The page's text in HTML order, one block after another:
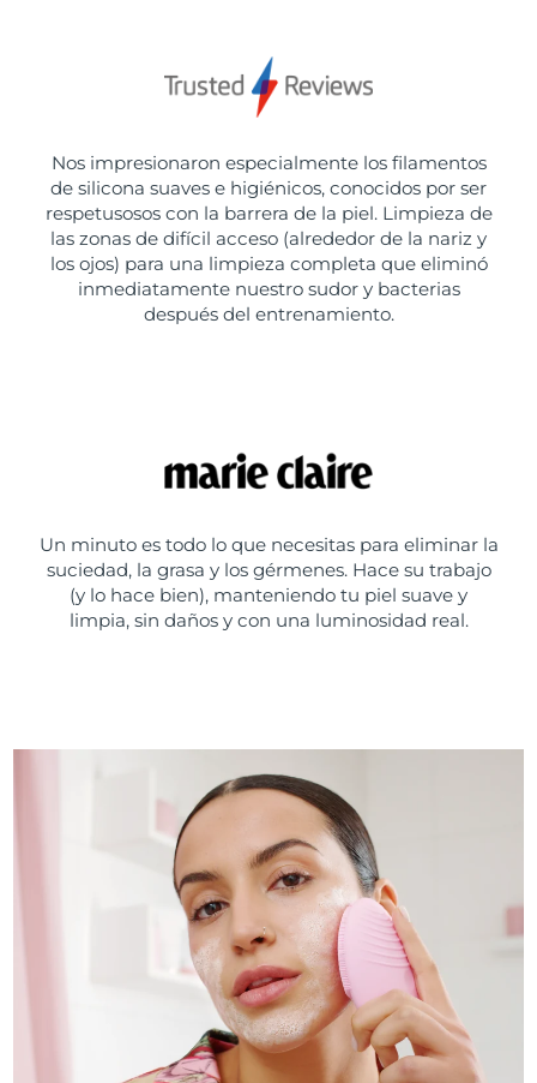
Nos impresionaron especialmente los filamentos
de silicona suaves e higiénicos, conocidos por ser
respetusosos con la barrera de la piel. Limpieza de
las zonas de difícil acceso (alrededor de la nariz y
los ojos) para una limpieza completa que eliminó
inmediatamente nuestro sudor y bacterias
después del entrenamiento.
Un minuto es todo lo que necesitas para eliminar la
suciedad, la grasa y los gérmenes. Hace su trabajo
(y lo hace bien), manteniendo tu piel suave y
limpia, sin daños y con una luminosidad real.